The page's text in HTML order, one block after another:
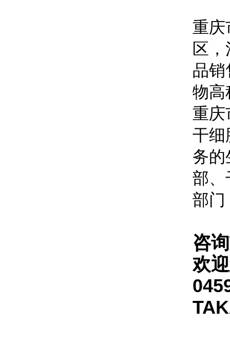
重庆
区
品销
物高
重庆
干细
务的
部、
部门
咨
欢